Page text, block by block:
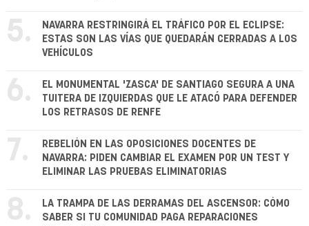
5.
NAVARRA RESTRINGIRÁ EL TRÁFICO POR EL ECLIPSE:
ESTAS SON LAS VÍAS QUE QUEDARÁN CERRADAS A LOS
VEHÍCULOS
6.
EL MONUMENTAL 'ZASCA' DE SANTIAGO SEGURA A UNA
TUITERA DE IZQUIERDAS QUE LE ATACÓ PARA DEFENDER
LOS RETRASOS DE RENFE
7.
REBELIÓN EN LAS OPOSICIONES DOCENTES DE
NAVARRA: PIDEN CAMBIAR EL EXAMEN POR UN TEST Y
ELIMINAR LAS PRUEBAS ELIMINATORIAS
8.
LA TRAMPA DE LAS DERRAMAS DEL ASCENSOR: CÓMO
SABER SI TU COMUNIDAD PAGA REPARACIONES